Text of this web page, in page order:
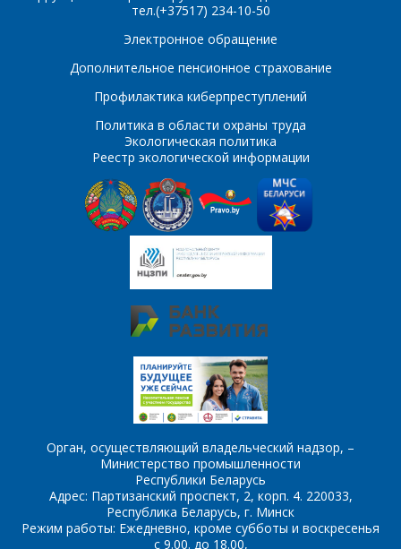
ПОИСК
тел.(+37517) 234-10-50
Электронное обращение
Дополнительное пенсионное страхование
Профилактика киберпреступлений
Политика в области охраны труда
Экологическая политика
Реестр экологической информации
Орган, осуществляющий владельческий надзор, –
Министерство промышленности
Республики Беларусь
Адрес: Партизанский проспект, 2, корп. 4. 220033,
Республика Беларусь, г. Минск
Режим работы: Ежедневно, кроме субботы и воскресенья
с 9.00. до 18.00,
Телефон*
E-mail*
Интересующий товар/
услуга, их количество
Комментарий*
Интересующий товар/
услуга
Сообщение *
Я согласен на
персональных данных*
* - обязательные
поля